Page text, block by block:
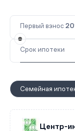
Первый взнос
Срок ипотеки
Семейная
Центр-